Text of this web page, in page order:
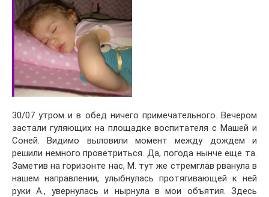
30/07 утром и в обед ничего примечательного. Вечером
застали гуляющих на площадке воспитателя с Машей и
Соней. Видимо выловили момент между дождем и
решили немного проветриться. Да, погода нынче еще та.
Заметив на горизонте нас, М. тут же стремглав рванула в
нашем направлении, улыбнулась протягивающей к ней
руки А., увернулась и нырнула в мои объятия. Здесь